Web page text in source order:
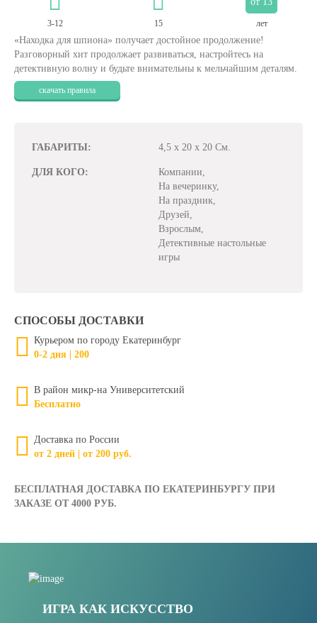
3-12 15 лет
«Находка для шпиона» получает достойное продолжение!
Разговорный хит продолжает развиваться, настройтесь на
детективную волну и будьте внимательны к мельчайшим деталям.
скачать правила
ГАБАРИТЫ: 4,5 x 20 x 20 См.
ДЛЯ КОГО:
Компании,
На вечеринку,
На праздник,
Друзей,
Взрослым,
Детективные настольные
игры
СПОСОБЫ ДОСТАВКИ
Курьером по городу Екатеринбург
0-2 дня | 200
В район микр-на Университетский
Бесплатно
Доставка по России
от 2 дней | от 200 руб.
БЕСПЛАТНАЯ ДОСТАВКА ПО ЕКАТЕРИНБУРГУ ПРИ
ЗАКАЗЕ ОТ 4000 РУБ.
ИГРА КАК ИСКУССТВО